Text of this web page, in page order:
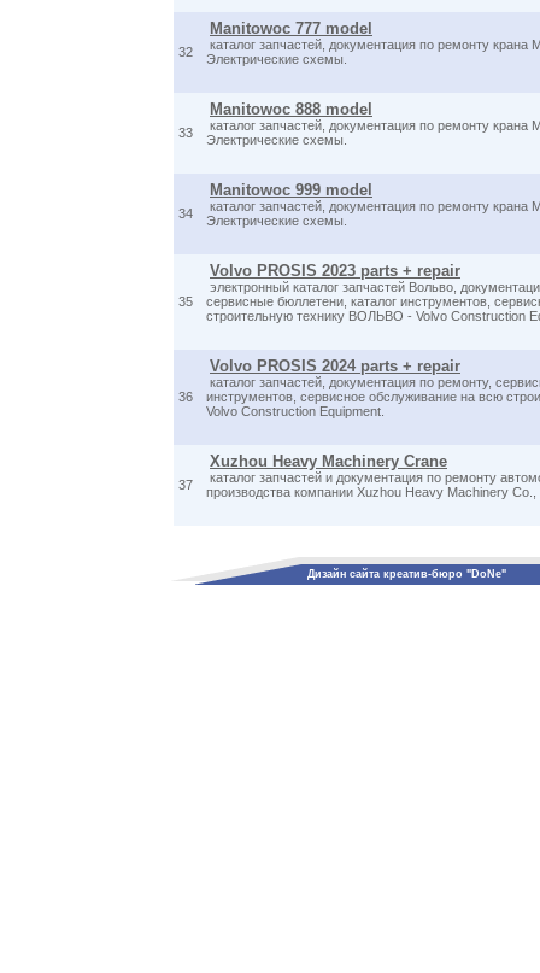
32
Manitowoc 777 model
каталог запчастей, документация по ремонту крана
Электрические схемы.
33
Manitowoc 888 model
каталог запчастей, документация по ремонту крана
Электрические схемы.
34
Manitowoc 999 model
каталог запчастей, документация по ремонту крана
Электрические схемы.
35
Volvo PROSIS 2023 parts + repair
электронный каталог запчастей Вольво,
сервисные бюллетени, каталог инструментов,
строительную технику ВОЛЬВО - Volvo Construction
36
Volvo PROSIS 2024 parts + repair
каталог запчастей, документация по ремонту,
инструментов, сервисное обслуживание на всю
Volvo Construction Equipment.
37
Xuzhou Heavy Machinery Crane
каталог запчастей и документация по ремонту
производства компании Xuzhou Heavy Machinery Co.,
Дизайн сайта креатив-бюро "DoNe"